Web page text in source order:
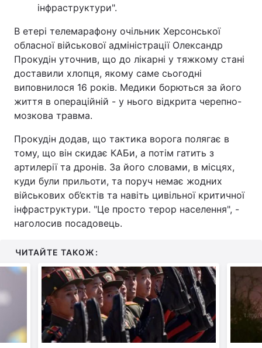
інфраструктури".
В етері телемарафону очільник Херсонської
обласної військової адміністрації Олександр
Прокудін уточнив, що до лікарні у тяжкому стані
доставили хлопця, якому саме сьогодні
виповнилося 16 років. Медики борються за його
життя в операційній - у нього відкрита черепно-
мозкова травма.
Прокудін додав, що тактика ворога полягає в
тому, що він скидає КАБи, а потім гатить з
артилерії та дронів. За його словами, в місцях,
куди були прильоти, та поруч немає жодних
військових об’єктів та навіть цивільної критичної
інфраструктури. "Це просто терор населення", -
наголосив посадовець.
ЧИТАЙТЕ ТАКОЖ: